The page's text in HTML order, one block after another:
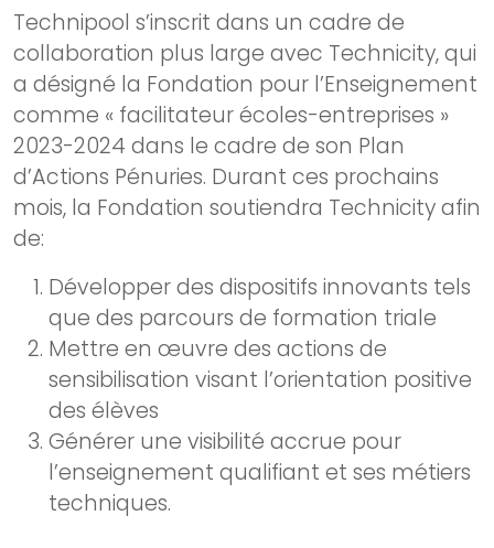
Technipool s’inscrit dans un cadre de
collaboration plus large avec Technicity, qui
a désigné la Fondation pour l’Enseignement
comme « facilitateur écoles-entreprises »
2023-2024 dans le cadre de son Plan
d’Actions Pénuries. Durant ces prochains
mois, la Fondation soutiendra Technicity afin
de:
Développer des dispositifs innovants tels
que des parcours de formation triale
Mettre en œuvre des actions de
sensibilisation visant l’orientation positive
des élèves
Générer une visibilité accrue pour
l’enseignement qualifiant et ses métiers
techniques.